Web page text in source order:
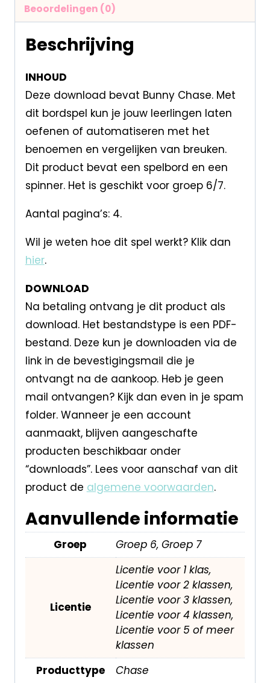
Beoordelingen (0)
Beschrijving
INHOUD
Deze download bevat Bunny Chase. Met
dit bordspel kun je jouw leerlingen laten
oefenen of automatiseren met het
benoemen en vergelijken van breuken.
Dit product bevat een spelbord en een
spinner. Het is geschikt voor groep 6/7.
Aantal pagina’s: 4.
Wil je weten hoe dit spel werkt? Klik dan
hier.
DOWNLOAD
Na betaling ontvang je dit product als
download. Het bestandstype is een PDF-
bestand. Deze kun je downloaden via de
link in de bevestigingsmail die je
ontvangt na de aankoop. Heb je geen
mail ontvangen? Kijk dan even in je spam
folder. Wanneer je een account
aanmaakt, blijven aangeschafte
producten beschikbaar onder
“downloads”. Lees voor aanschaf van dit
product de algemene voorwaarden.
Aanvullende informatie
Groep Groep 6, Groep 7
Licentie
Licentie voor 1 klas,
Licentie voor 2 klassen,
Licentie voor 3 klassen,
Licentie voor 4 klassen,
Licentie voor 5 of meer
klassen
Producttype
Chase